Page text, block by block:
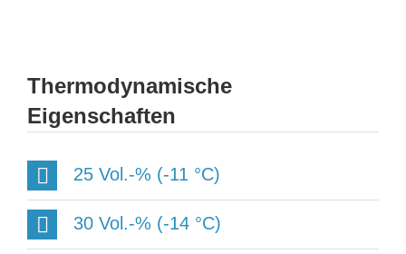
Thermodynamische
Eigenschaften
25 Vol.-% (-11 °C)
30 Vol.-% (-14 °C)